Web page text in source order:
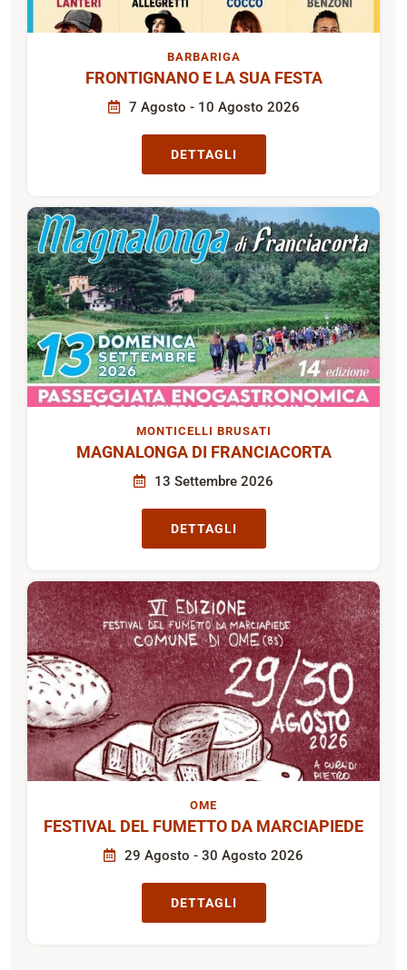
BARBARIGA
FRONTIGNANO E LA SUA FESTA
7 Agosto - 10 Agosto 2026
DETTAGLI
MONTICELLI BRUSATI
MAGNALONGA DI FRANCIACORTA
13 Settembre 2026
DETTAGLI
OME
FESTIVAL DEL FUMETTO DA MARCIAPIEDE
29 Agosto - 30 Agosto 2026
DETTAGLI